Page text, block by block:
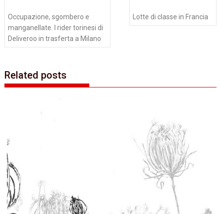
Occupazione, sgombero e
manganellate. I rider torinesi di
Deliveroo in trasferta a Milano
Lotte di classe in Francia
Related posts